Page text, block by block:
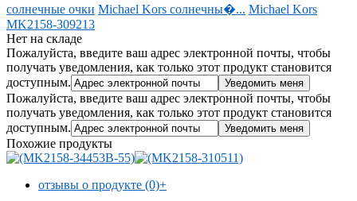
солнечные очки Michael Kors солнечны�... Michael Kors
MK2158-309213
Нет на складе
Пожалуйста, введите ваш адрес электронной почты, чтобы
получать уведомления, как только этот продукт становится
доступным.
Пожалуйста, введите ваш адрес электронной почты, чтобы
получать уведомления, как только этот продукт становится
доступным.
Похожие продукты
отзывы о продукте (0)+